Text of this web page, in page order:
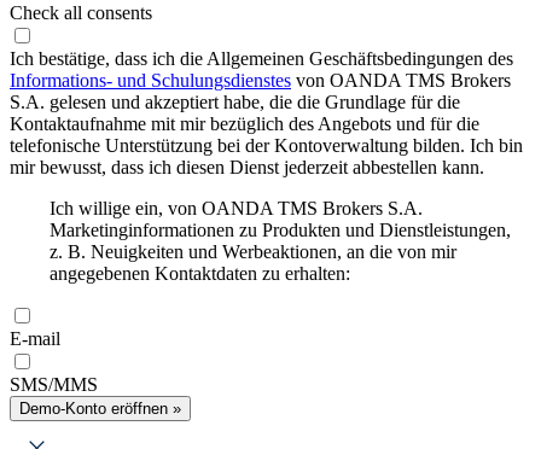
Check all consents
Ich bestätige, dass ich die Allgemeinen Geschäftsbedingungen des
Informations- und Schulungsdienstes von OANDA TMS Brokers
S.A. gelesen und akzeptiert habe, die die Grundlage für die
Kontaktaufnahme mit mir bezüglich des Angebots und für die
telefonische Unterstützung bei der Kontoverwaltung bilden. Ich bin
mir bewusst, dass ich diesen Dienst jederzeit abbestellen kann.
Ich willige ein, von OANDA TMS Brokers S.A.
Marketinginformationen zu Produkten und Dienstleistungen,
z. B. Neuigkeiten und Werbeaktionen, an die von mir
angegebenen Kontaktdaten zu erhalten:
E-mail
SMS/MMS
Demo-Konto eröffnen »